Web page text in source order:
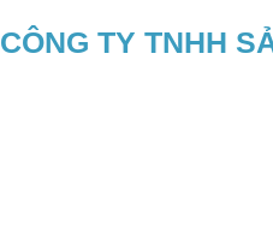
CÔNG TY TNHH